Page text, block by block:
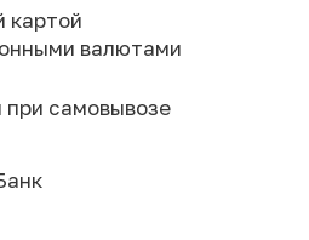
картой
валютами
самовывозе